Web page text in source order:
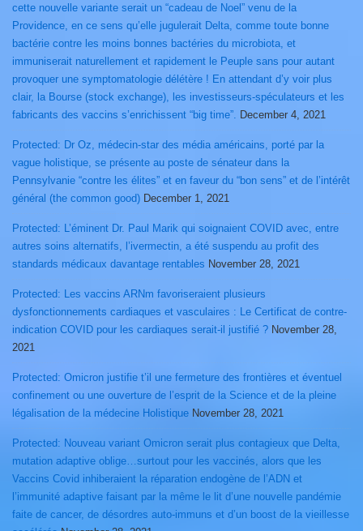
cette nouvelle variante serait un “cadeau de Noel” venu de la
Providence, en ce sens qu’elle jugulerait Delta, comme toute bonne
bactérie contre les moins bonnes bactéries du microbiota, et
immuniserait naturellement et rapidement le Peuple sans pour autant
provoquer une symptomatologie délétère ! En attendant d’y voir plus
clair, la Bourse (stock exchange), les investisseurs-spéculateurs et les
fabricants des vaccins s’enrichissent “big time”. December 4, 2021
Protected: Dr Oz, médecin-star des média américains, porté par la
vague holistique, se présente au poste de sénateur dans la
Pennsylvanie “contre les élites” et en faveur du “bon sens” et de l’intérêt
général (the common good) December 1, 2021
Protected: L’éminent Dr. Paul Marik qui soignaient COVID avec, entre
autres soins alternatifs, l’ivermectin, a été suspendu au profit des
standards médicaux davantage rentables November 28, 2021
Protected: Les vaccins ARNm favoriseraient plusieurs
dysfonctionnements cardiaques et vasculaires : Le Certificat de contre-
indication COVID pour les cardiaques serait-il justifié ? November 28,
2021
Protected: Omicron justifie t’il une fermeture des frontières et éventuel
confinement ou une ouverture de l’esprit de la Science et de la pleine
légalisation de la médecine Holistique November 28, 2021
Protected: Nouveau variant Omicron serait plus contagieux que Delta,
mutation adaptive oblige…surtout pour les vaccinés, alors que les
Vaccins Covid inhiberaient la réparation endogène de l’ADN et
l’immunité adaptive faisant par la même le lit d’une nouvelle pandémie
faite de cancer, de désordres auto-immuns et d’un boost de la vieillesse